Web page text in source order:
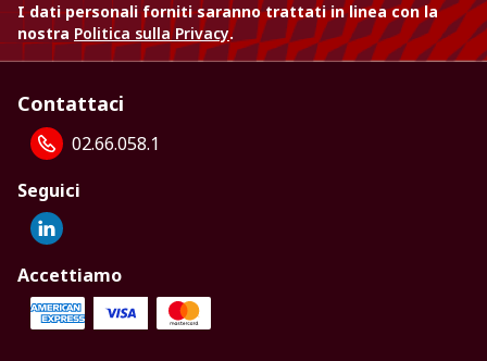
I dati personali forniti saranno trattati in linea con la
nostra Politica sulla Privacy.
Contattaci
02.66.058.1
Seguici
Accettiamo